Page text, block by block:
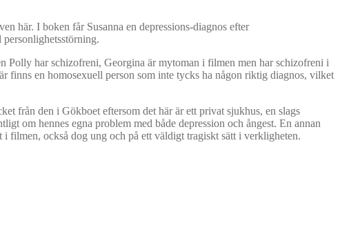
här. I boken får Susanna en depressions-diagnos efter
Polly har schizofreni, Georgina är mytoman i filmen men har schizofreni i
finns en homosexuell person som inte tycks ha någon riktig diagnos, vilket
från den i Gökboet eftersom det här är ett privat sjukhus, en slags
om hennes egna problem med både depression och ångest. En annan
också dog ung och på ett väldigt tragiskt sätt i verkligheten.